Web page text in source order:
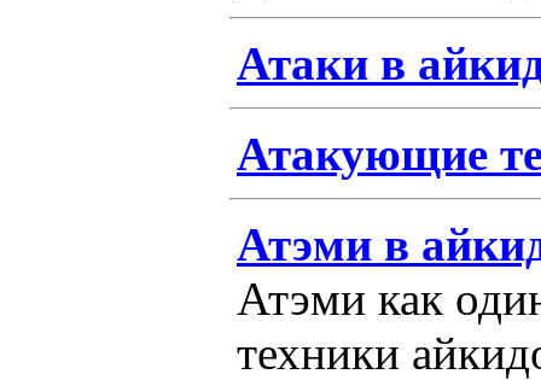
Атаки в
Атакующие
Атэми в
Атэми как
техники